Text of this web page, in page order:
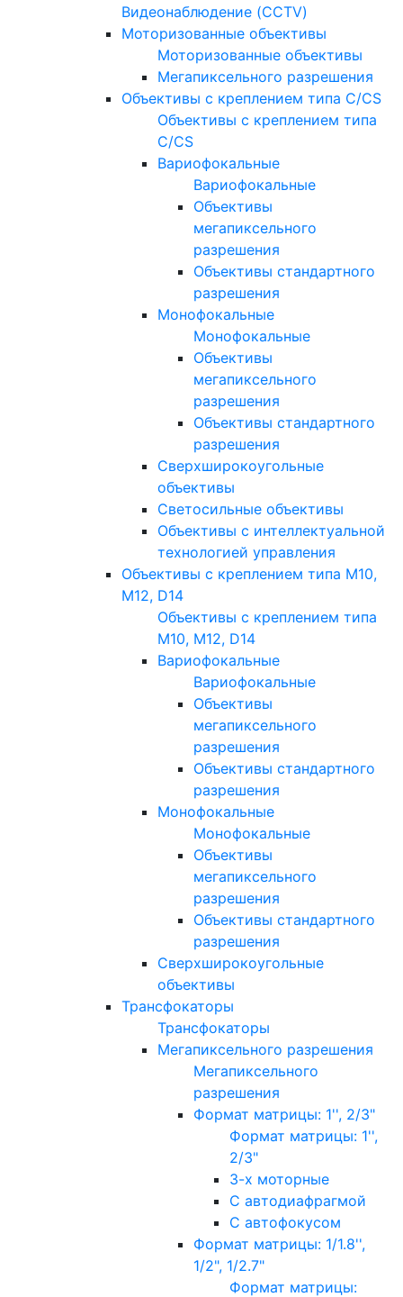
Видеонаблюдение (CCTV)
Моторизованные объективы
Моторизованные объективы
Мегапиксельного разрешения
Объективы с креплением типа C/CS
Объективы с креплением типа
C/CS
Вариофокальные
Вариофокальные
Объективы
мегапиксельного
разрешения
Объективы стандартного
разрешения
Монофокальные
Монофокальные
Объективы
мегапиксельного
разрешения
Объективы стандартного
разрешения
Сверхширокоугольные
объективы
Светосильные объективы
Объективы с интеллектуальной
технологией управления
Объективы с креплением типа M10,
M12, D14
Объективы с креплением типа
M10, M12, D14
Вариофокальные
Вариофокальные
Объективы
мегапиксельного
разрешения
Объективы стандартного
разрешения
Монофокальные
Монофокальные
Объективы
мегапиксельного
разрешения
Объективы стандартного
разрешения
Сверхширокоугольные
объективы
Трансфокаторы
Трансфокаторы
Мегапиксельного разрешения
Мегапиксельного
разрешения
Формат матрицы: 1'', 2/3"
Формат матрицы: 1'',
2/3"
3-х моторные
С автодиафрагмой
С автофокусом
Формат матрицы: 1/1.8'',
1/2", 1/2.7"
Формат матрицы: